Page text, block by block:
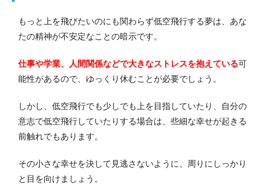
もっと上を飛びたいのにも関わらず低空飛行する夢は、あな
たの精神が不安定なことの暗示です。
仕事や学業、人間関係などで大きなストレスを抱えている可
能性があるので、ゆっくり休むことが必要でしょう。
しかし、低空飛行でも少しでも上を目指していたり、自分の
意志で低空飛行していたりする場合は、些細な幸せが起きる
前触れでもあります。
その小さな幸せを決して見逃さないように、周りにしっかり
と目を向けましょう。